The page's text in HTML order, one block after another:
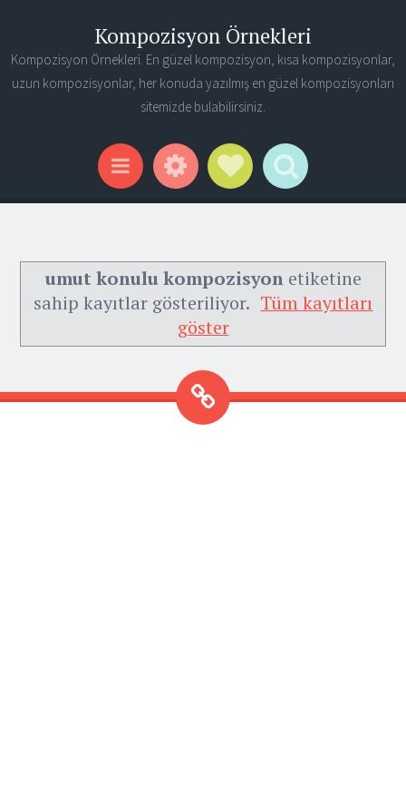
Kompozisyon Örnekleri
Kompozisyon Örnekleri. En güzel kompozisyon, kısa kompozisyonlar,
uzun kompozisyonlar, her konuda yazılmış en güzel kompozisyonları
sitemizde bulabilirsiniz.
Menu WidgetsSocial Links
Search
umut konulu kompozisyonetiketine
sahip kayıtlar gösteriliyor. Tüm kayıtları
göster